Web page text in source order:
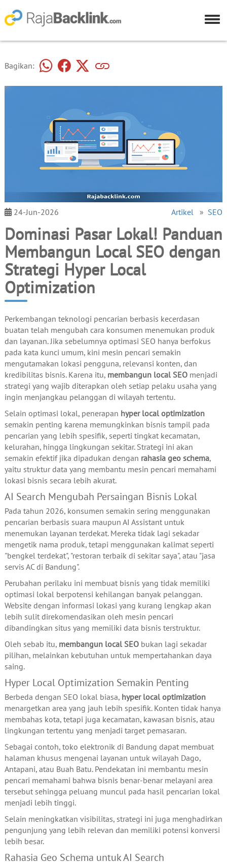
Bagikan:
24-Jun-2026 Artikel » SEO
Dominasi Pasar Lokal! Panduan
Membangun Local SEO dengan
Strategi Hyper Local
Optimization
Perkembangan teknologi pencarian berbasis kecerdasan
buatan telah mengubah cara konsumen menemukan produk
dan layanan. Jika sebelumnya optimasi SEO hanya berfokus
pada kata kunci umum, kini mesin pencari semakin
mengutamakan lokasi pengguna, relevansi konten, dan
kredibilitas bisnis. Karena itu, membangun local SEOmenjadi
strategi yang wajib diterapkan oleh setiap pelaku usaha yang
ingin menjangkau pelanggan di wilayah tertentu.
Selain optimasi lokal, penerapan hyper local optimization
semakin penting karena memungkinkan bisnis tampil pada
pencarian yang lebih spesifik, seperti tingkat kecamatan,
kelurahan, hingga lingkungan sekitar. Strategi ini akan
semakin efektif jika dipadukan dengan rahasia geo schema,
yaitu struktur data yang membantu mesin pencari memahami
lokasi bisnis secara lebih akurat.
AI Search Mengubah Persaingan Bisnis Lokal
Pada tahun 2026, konsumen semakin sering menggunakan
pencarian berbasis suara maupun AI Assistant untuk
menemukan layanan terdekat. Mereka tidak lagi sekadar
mengetik nama produk, tetapi menggunakan kalimat seperti
"bengkel terdekat", "restoran terbaik di sekitar saya", atau "jasa
servis AC di Bandung".
Perubahan perilaku ini membuat bisnis yang tidak memiliki
optimasi lokal berpotensi kehilangan banyak pelanggan.
Website dengan informasi lokasi yang kurang lengkap akan
lebih sulit direkomendasikan oleh mesin pencari
dibandingkan situs yang memiliki data bisnis terstruktur.
Oleh sebab itu, membangun local SEObukan lagi sekadar
pilihan, melainkan kebutuhan untuk mempertahankan daya
saing.
Hyper Local Optimization Semakin Penting
Berbeda dengan SEO lokal biasa, hyper local optimization
menargetkan area yang jauh lebih spesifik. Konten tidak hanya
membahas kota, tetapi juga kecamatan, kawasan bisnis, atau
lingkungan tertentu yang menjadi target pemasaran.
Sebagai contoh, toko elektronik di Bandung dapat membuat
halaman khusus mengenai layanan untuk wilayah Dago,
Antapani, atau Buah Batu. Pendekatan ini membantu mesin
pencari memahami bahwa bisnis benar-benar melayani area
tersebut sehingga peluang muncul pada hasil pencarian lokal
menjadi lebih tinggi.
Selain meningkatkan visibilitas, strategi ini juga menghadirkan
pengunjung yang lebih relevan dan memiliki potensi konversi
lebih besar.
Rahasia Geo Schema untuk AI Search